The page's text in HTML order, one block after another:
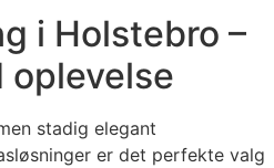
i Holstebro –
oplevelse
stadig elegant
er det perfekte valg